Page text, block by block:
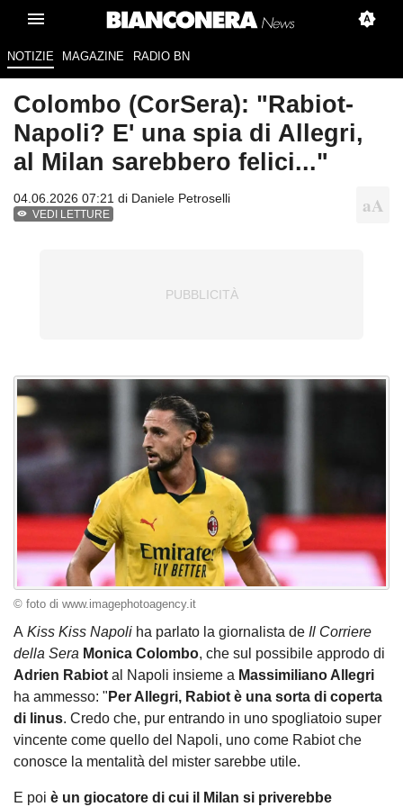
NOTIZIE MAGAZINE RADIO BN
Colombo (CorSera): "Rabiot-
Napoli? E' una spia di Allegri,
al Milan sarebbero felici..."
04.06.2026 07:21 di Daniele Petroselli
VEDI LETTURE
© foto di www.imagephotoagency.it
A Kiss Kiss Napoli ha parlato la giornalista de Il Corriere
della Sera Monica Colombo, che sul possibile approdo di
Adrien Rabiot al Napoli insieme a Massimiliano Allegri
ha ammesso: " Per Allegri, Rabiot è una sorta di coperta
di linus. Credo che, pur entrando in uno spogliatoio super
vincente come quello del Napoli, uno come Rabiot che
conosce la mentalità del mister sarebbe utile.
E poi è un giocatore di cui il Milan si priverebbe